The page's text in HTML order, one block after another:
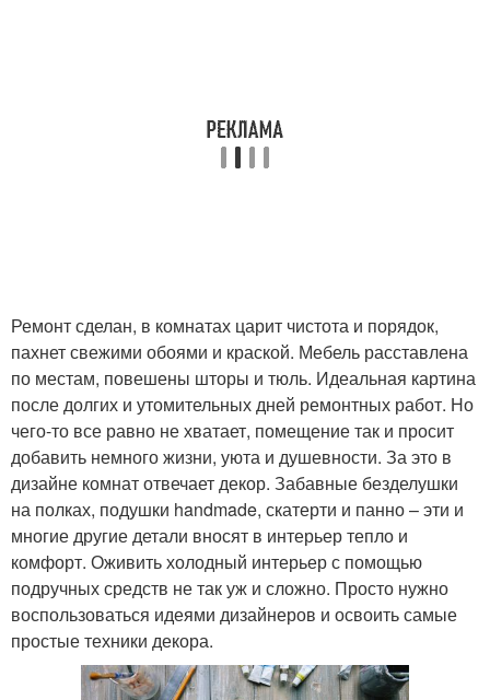
Ремонт сделан, в комнатах царит чистота и порядок,
пахнет свежими обоями и краской. Мебель расставлена
по местам, повешены шторы и тюль. Идеальная картина
после долгих и утомительных дней ремонтных работ. Но
чего-то все равно не хватает, помещение так и просит
добавить немного жизни, уюта и душевности. За это в
дизайне комнат отвечает декор. Забавные безделушки
на полках, подушки handmade, скатерти и панно – эти и
многие другие детали вносят в интерьер тепло и
комфорт. Оживить холодный интерьер с помощью
подручных средств не так уж и сложно. Просто нужно
воспользоваться идеями дизайнеров и освоить самые
простые техники декора.